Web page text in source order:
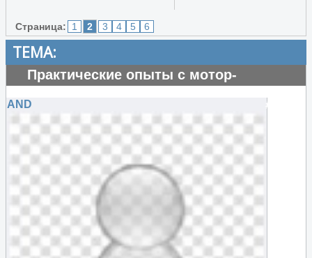
Страница: 1 2 3 4 5 6
ТЕМА:
Практические опыты с мотор-
генератором
#69764
AND